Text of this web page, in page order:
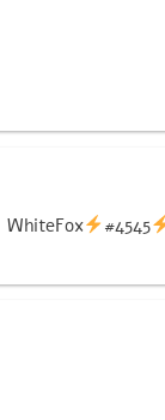
WhiteFox #4545